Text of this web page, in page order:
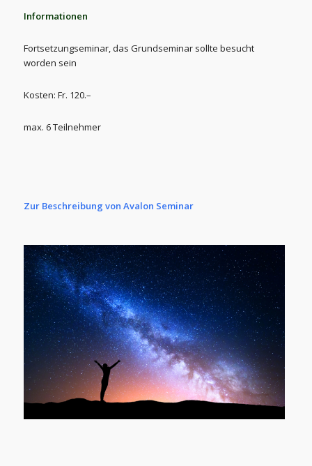
Informationen
Fortsetzungseminar, das Grundseminar sollte besucht
worden sein
Kosten: Fr. 120.–
max. 6 Teilnehmer
Zur Beschreibung von Avalon Seminar